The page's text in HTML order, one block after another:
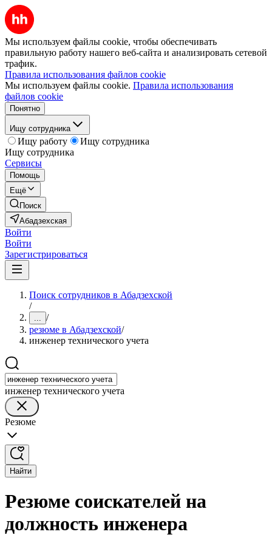
Мы используем файлы cookie, чтобы обеспечивать
правильную работу нашего веб-сайта и анализировать сетевой
трафик.
Правила использования файлов cookie
Мы используем файлы cookie. Правила использования
файлов cookie
Понятно
Ищу сотрудника
Ищу работу
Ищу сотрудника
Ищу сотрудника
Сервисы
Помощь
Ещё
Поиск
Абадзехская
Войти
Войти
Зарегистрироваться
Поиск сотрудников в Абадзехской
/
... /
резюме в Абадзехской/
инженер технического учета
инженер технического учета
Резюме
Найти
Резюме соискателей на
должность инженера